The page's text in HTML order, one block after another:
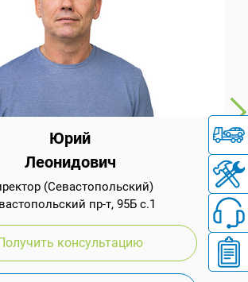
Юрий
Леонидович
(Севастопольский)
пр-т, 95Б с.1
консультацию